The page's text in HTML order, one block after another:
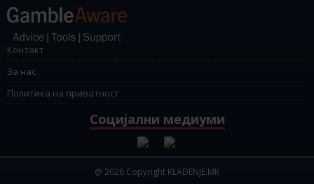
Контакт
За нас
Политика на приватност
Социјални медиуми
@ 2026 Copyright KLADENJE.MK